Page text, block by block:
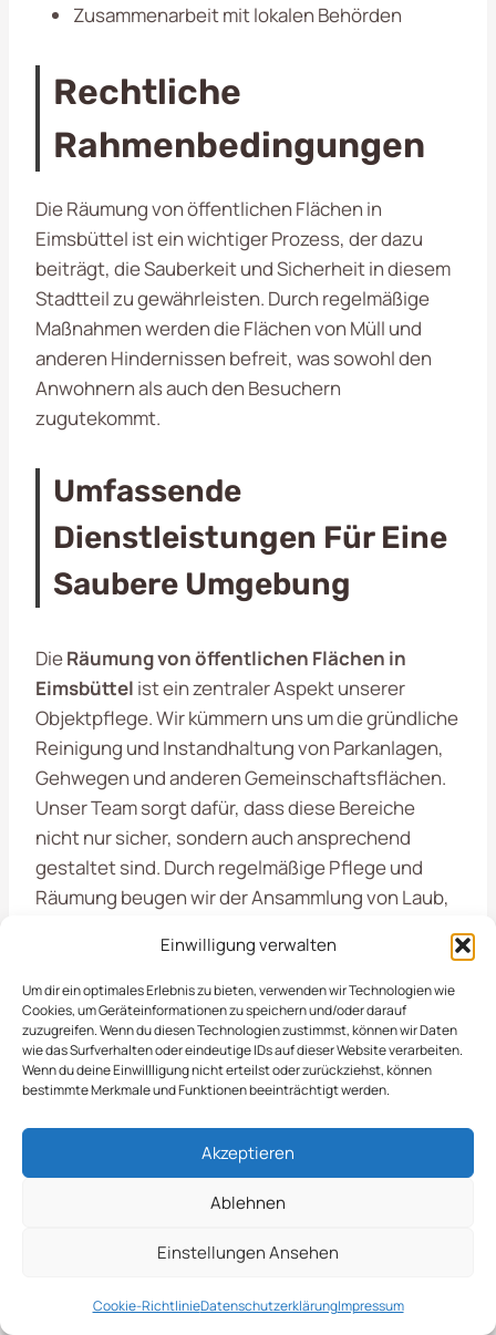
Einwilligung verwalten
Um dir ein optimales Erlebnis zu bieten, verwenden wir Technologien wie
Cookies, um Geräteinformationen zu speichern und/oder darauf
zuzugreifen. Wenn du diesen Technologien zustimmst, können wir Daten
wie das Surfverhalten oder eindeutige IDs auf dieser Website verarbeiten.
Wenn du deine Einwillligung nicht erteilst oder zurückziehst, können
bestimmte Merkmale und Funktionen beeinträchtigt werden.
Akzeptieren
Ablehnen
Einstellungen Ansehen
Cookie-RichtlinieDatenschutzerklärungImpressum
Zusammenarbeit mit lokalen Behörden
Rechtliche
Rahmenbedingungen
Die Räumung von öffentlichen Flächen in
Eimsbüttel ist ein wichtiger Prozess, der dazu
beiträgt, die Sauberkeit und Sicherheit in diesem
Stadtteil zu gewährleisten. Durch regelmäßige
Maßnahmen werden die Flächen von Müll und
anderen Hindernissen befreit, was sowohl den
Anwohnern als auch den Besuchern
zugutekommt.
Umfassende
Dienstleistungen Für Eine
Saubere Umgebung
DieRäumung von öffentlichen Flächen in
Eimsbüttel ist ein zentraler Aspekt unserer
Objektpflege. Wir kümmern uns um die gründliche
Reinigung und Instandhaltung von Parkanlagen,
Gehwegen und anderen Gemeinschaftsflächen.
Unser Team sorgt dafür, dass diese Bereiche
nicht nur sicher, sondern auch ansprechend
gestaltet sind. Durch regelmäßige Pflege und
Räumung beugen wir der Ansammlung von Laub,
Eimsbüttelerheblich steigert.
Zu unseren Leistungen gehört die professionelle
. Wir sorgen dafür, dass diese Flächen sauber und
sicher sind, um die Lebensqualität der Anwohner
Effektive Müllentsorgung und -trennung
Reinigung von Gehwegen und Plätzen
Pflege von öffentlichen Sitzgelegenheiten